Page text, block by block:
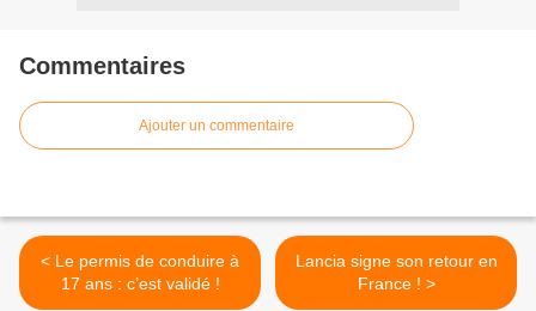
Commentaires
Ajouter un commentaire
< Le permis de conduire à
17 ans : c’est validé !
Lancia signe son retour en
France ! >